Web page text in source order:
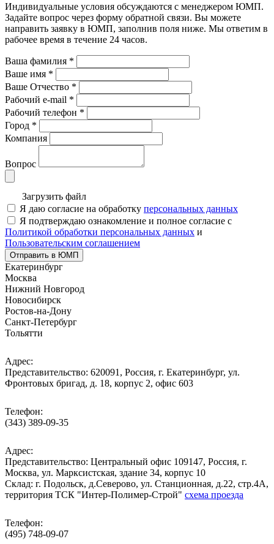
Индивидуальные условия обсуждаются с менеджером ЮМП.
Задайте вопрос через форму обратной связи. Вы можете
направить заявку в ЮМП, заполнив поля ниже. Mы ответим в
рабочее время в течение 24 часов.
Ваша фамилия *
Ваше имя *
Ваше Отчество *
Рабочий e-mail *
Рабочий телефон *
Город *
Компания
Вопрос
Загрузить файл
Я даю согласие на обработку персональных данных
Я подтверждаю ознакомление и полное согласие с
Политикой обработки персональных данных и
Пользовательским соглашением
Отправить в ЮМП
Екатеринбург
Москва
Нижний Новгород
Новосибирск
Ростов-на-Дону
Санкт-Петербург
Тольятти
Адрес:
Представительство: 620091, Россия, г. Екатеринбург, ул.
Фронтовых бригад, д. 18, корпус 2, офис 603
Телефон:
(343) 389-09-35
Адрес:
Представительство: Центральный офис 109147, Россия, г.
Москва, ул. Марксистская, здание 34, корпус 10
Cклад: г. Подольск, д.Северово, ул. Станционная, д.22, стр.4А,
территория ТСК "Интер-Полимер-Строй" схема проезда
Телефон:
(495) 748-09-07